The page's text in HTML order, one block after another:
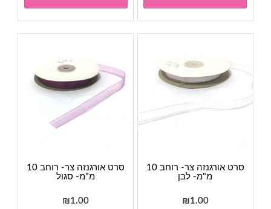
אורגנזה
צר-
רוחב
מ"מ-
ירוק
סרט אורגנזה צר- רוחב 10
מ"מ- לבן
₪1.00
סרט אורגנזה צר- רוחב 10
מ"מ- סגול
₪1.00